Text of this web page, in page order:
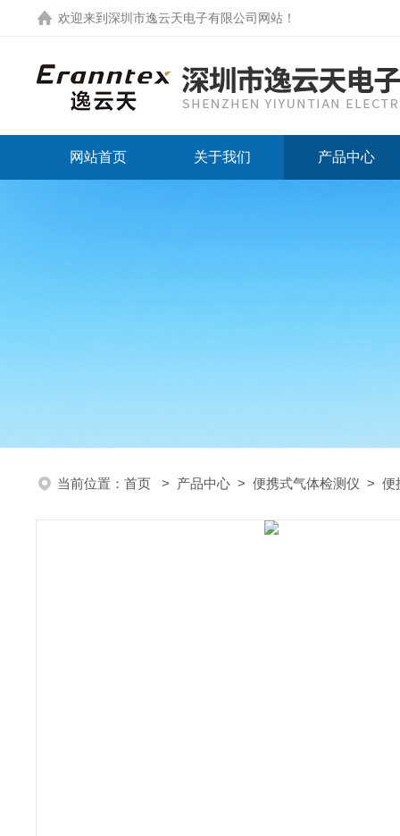
欢迎来到 深圳市逸云天电子有限公司网站 ！
网站首页 关于我们 产品中心
当前位置： 首页 > 产品中心 > 便携式气体检测仪 > 便